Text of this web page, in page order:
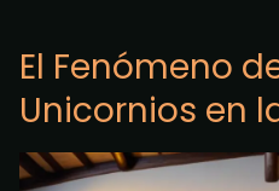
El Fenómeno
Unicornios en